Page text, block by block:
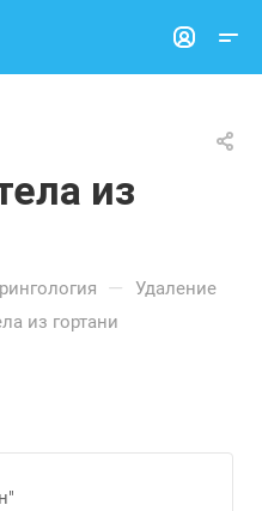
из
— Удаление
из гортани